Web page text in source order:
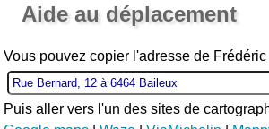
Aide au déplacement
Vous pouvez copier l'adresse de Frédéric
Puis aller vers l'un des sites de